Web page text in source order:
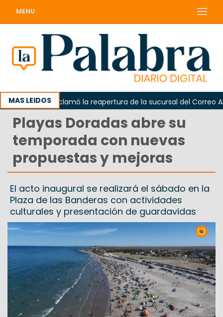
MENU
MAS LEIDOS
Odarda reclamó la reapertura de la sucursal del Correo
Playas Doradas abre su
temporada con nuevas
propuestas y mejoras
El acto inaugural se realizará el sábado en la
Plaza de las Banderas con actividades
culturales y presentación de guardavidas